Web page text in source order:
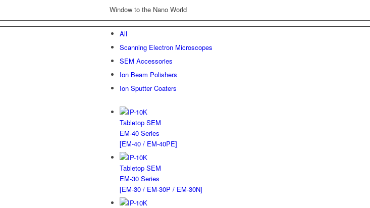
Window to the Nano World
All
Scanning Electron Microscopes
SEM Accessories
Ion Beam Polishers
Ion Sputter Coaters
Tabletop SEM
EM-40 Series
[EM-40 / EM-40PE]
Tabletop SEM
EM-30 Series
[EM-30 / EM-30P / EM-30N]